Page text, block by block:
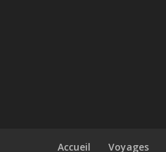
Accueil Voyages